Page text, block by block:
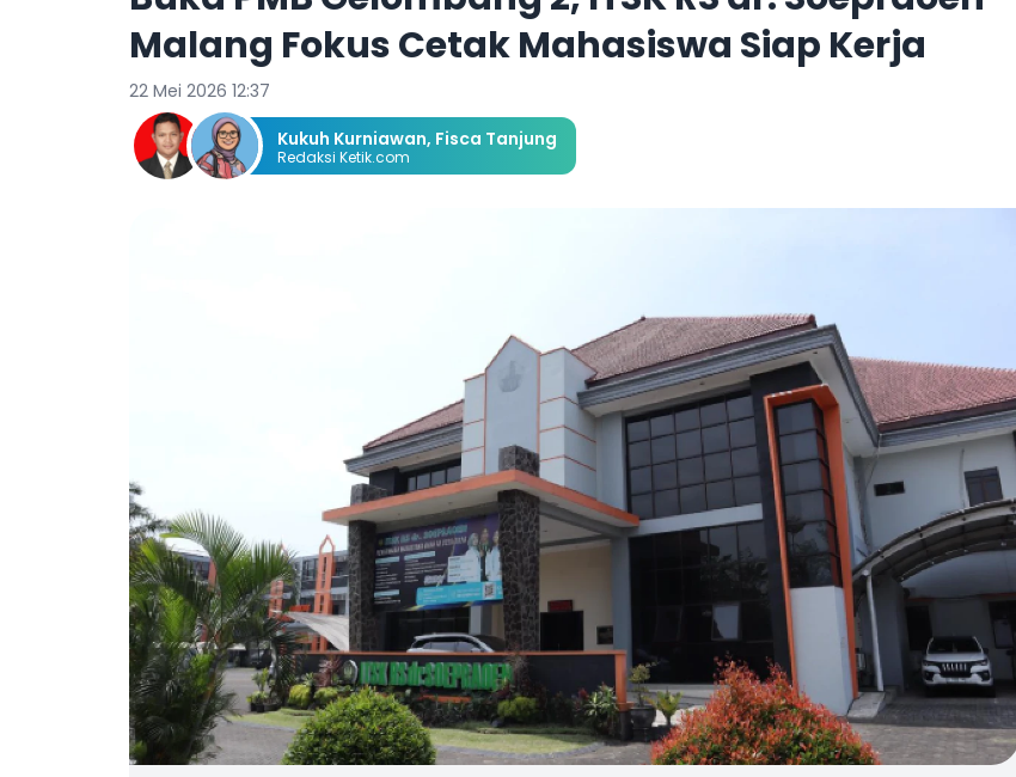
Malang Fokus Cetak Mahasiswa Siap Kerja
22 Mei 2026 12:37
Kukuh Kurniawan, Fisca Tanjung
Redaksi Ketik.com